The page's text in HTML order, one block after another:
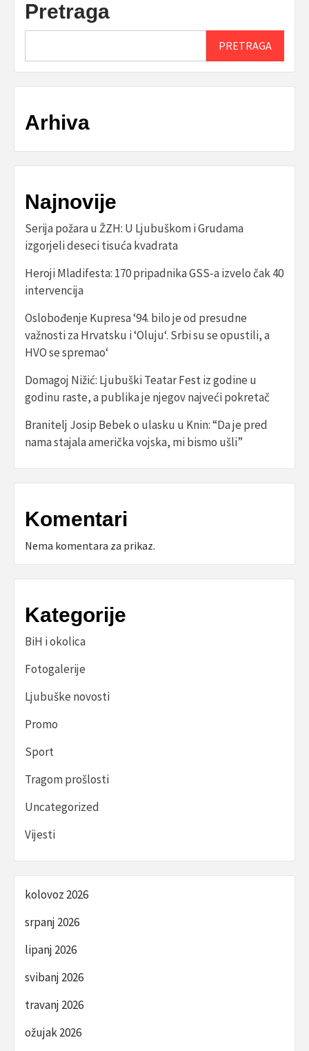
Pretraga
PRETRAGA
Arhiva
Najnovije
Serija požara u ŽZH: U Ljubuškom i Grudama
izgorjeli deseci tisuća kvadrata
Heroji Mladifesta: 170 pripadnika GSS-a izvelo čak 40
intervencija
Oslobođenje Kupresa ‘94. bilo je od presudne
važnosti za Hrvatsku i ‘Oluju‘. Srbi su se opustili, a
HVO se spremao‘
Domagoj Nižić: Ljubuški Teatar Fest iz godine u
godinu raste, a publika je njegov najveći pokretač
Branitelj Josip Bebek o ulasku u Knin: “Da je pred
nama stajala američka vojska, mi bismo ušli”
Komentari
Nema komentara za prikaz.
Kategorije
BiH i okolica
Fotogalerije
Ljubuške novosti
Promo
Sport
Tragom prošlosti
Uncategorized
Vijesti
kolovoz 2026
srpanj 2026
lipanj 2026
svibanj 2026
travanj 2026
ožujak 2026